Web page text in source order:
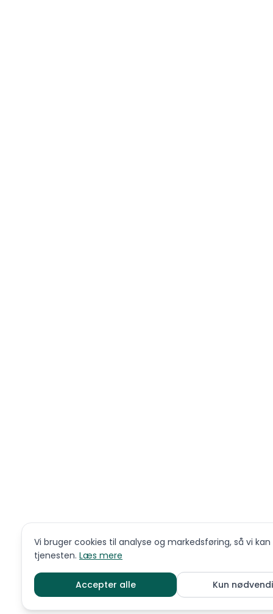
Vi bruger cookies til analyse og markedsføring, så vi
tjenesten. Læs mere
Accepter alle Kun